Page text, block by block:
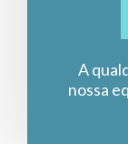
A
nossa